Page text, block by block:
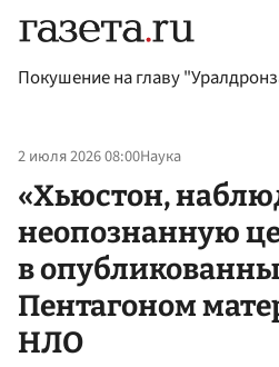
Покушение на главу
2 июля 2026 08:00Наука
«Хьюстон,
неопознанную
в
Пентагоном
НЛО